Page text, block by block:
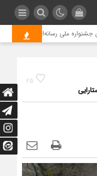
ملی رسانه‌ای چای
25